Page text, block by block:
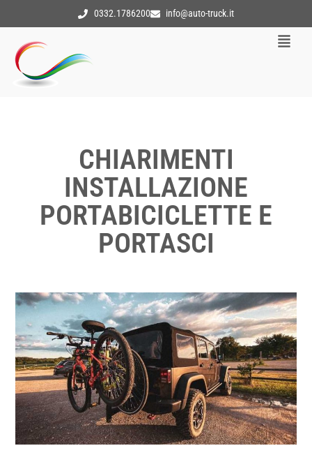
0332.1786200 info@auto-truck.it
CHIARIMENTI
INSTALLAZIONE
PORTABICICLETTE E
PORTASCI